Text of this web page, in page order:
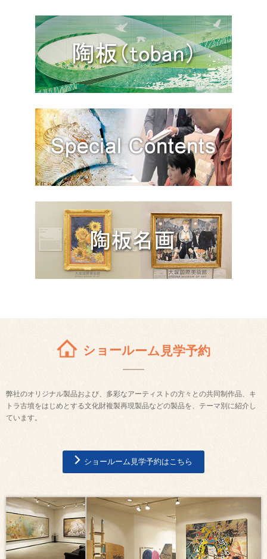
ショールーム見学予約
弊社のオリジナル製品および、多彩なアーティストの方々との共同制作品、キ
トラ古墳をはじめとする文化財複製再現製品などの製品を、テーマ別に紹介し
ています。
ショールーム見学予約はこちら